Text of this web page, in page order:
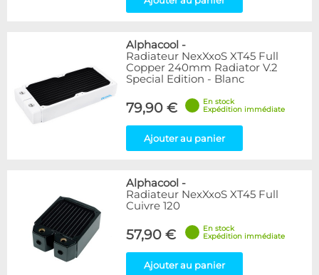
Alphacool -
Radiateur NexXxoS XT45 Full
Copper 240mm Radiator V.2
Special Edition - Blanc
79,90 €
En stock
Expédition immédiate
Ajouter au panier
Alphacool -
Radiateur NexXxoS XT45 Full
Cuivre 120
57,90 €
En stock
Expédition immédiate
Ajouter au panier